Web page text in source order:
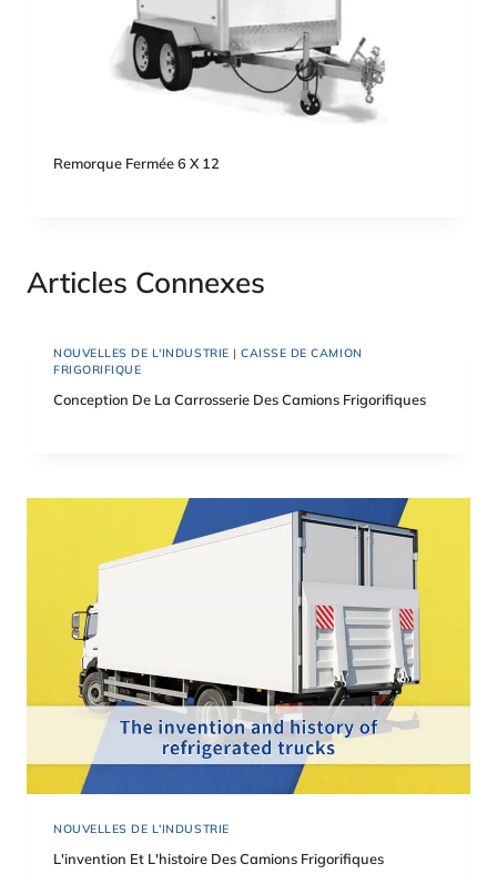
Remorque Fermée 6 X 12
Articles Connexes
NOUVELLES DE L'INDUSTRIE |CAISSE DE CAMION
FRIGORIFIQUE
Conception De La Carrosserie Des Camions Frigorifiques
NOUVELLES DE L'INDUSTRIE
L'invention Et L'histoire Des Camions Frigorifiques